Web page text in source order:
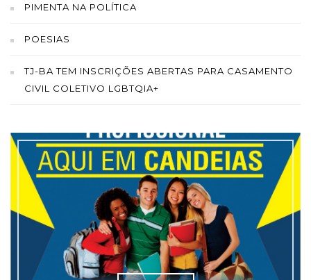
PIMENTA NA POLÍTICA
POESIAS
TJ-BA TEM INSCRIÇÕES ABERTAS PARA CASAMENTO
CIVIL COLETIVO LGBTQIA+